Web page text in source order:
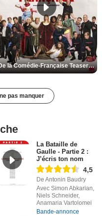
De la Comédie-Française Teaser VF
pas manquer
La Bataille de
Gaulle - Partie 2 :
J’écris ton nom
4,5
De Antonin Baudry
Avec Simon Abkarian,
Niels Schneider,
Anamaria Vartolomei
Bande-annonce